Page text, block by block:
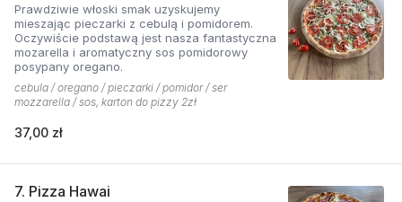
Prawdziwie włoski smak uzyskujemy
mieszając pieczarki z cebulą i pomidorem.
Oczywiście podstawą jest nasza fantastyczna
mozarella i aromatyczny sos pomidorowy
posypany oregano.
cebula / oregano / pieczarki / pomidor / ser
mozzarella / sos, karton do pizzy 2zł
37,00 zł
7. Pizza Hawai